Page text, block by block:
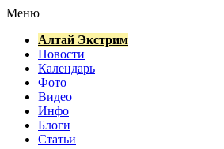
Меню
Алтай Экстрим
Новости
Календарь
Фото
Видео
Инфо
Блоги
Статьи